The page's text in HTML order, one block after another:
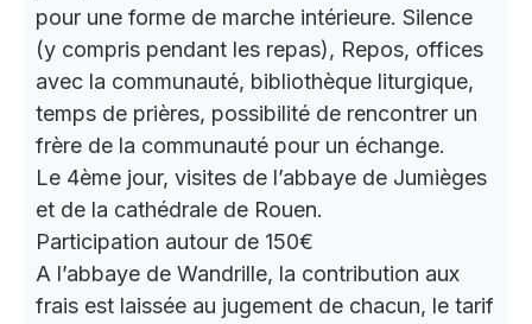
pour une forme de marche intérieure. Silence
(y compris pendant les repas), Repos, offices
avec la communauté, bibliothèque liturgique,
temps de prières, possibilité de rencontrer un
frère de la communauté pour un échange.
Le 4ème jour, visites de l’abbaye de Jumièges
et de la cathédrale de Rouen.
Participation autour de 150€
A l’abbaye de Wandrille, la contribution aux
frais est laissée au jugement de chacun, le tarif